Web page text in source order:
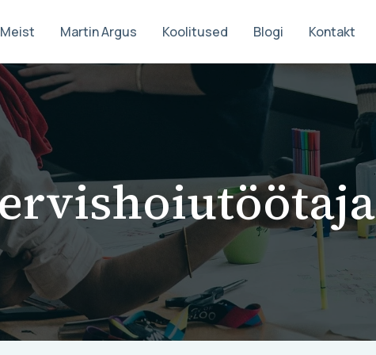
Meist Martin Argus Koolitused Blogi Kontakt